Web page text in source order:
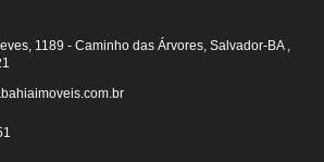
1189 - Caminho das Árvores, Salvador-BA ,